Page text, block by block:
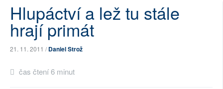
ARCHIV
ROZHOVORY
Hlupáctví a lež tu stále
hrají primát
21. 11. 2011 /Daniel Strož
čas čtení 6 minut